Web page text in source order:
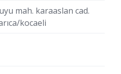
mah. karaaslan cad.
kocaeli